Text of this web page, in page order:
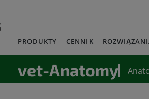
PRODUKTY CENNIK
vet-Anatomy